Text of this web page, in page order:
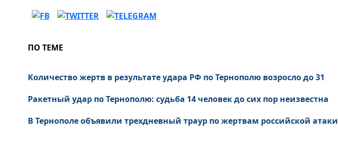
ПО ТЕМЕ
Количество жертв в результате удара РФ по Тернополю возросло до 31
Ракетный удар по Тернополю: судьба 14 человек до сих пор неизвестна
В Тернополе объявили трехдневный траур по жертвам российской атаки